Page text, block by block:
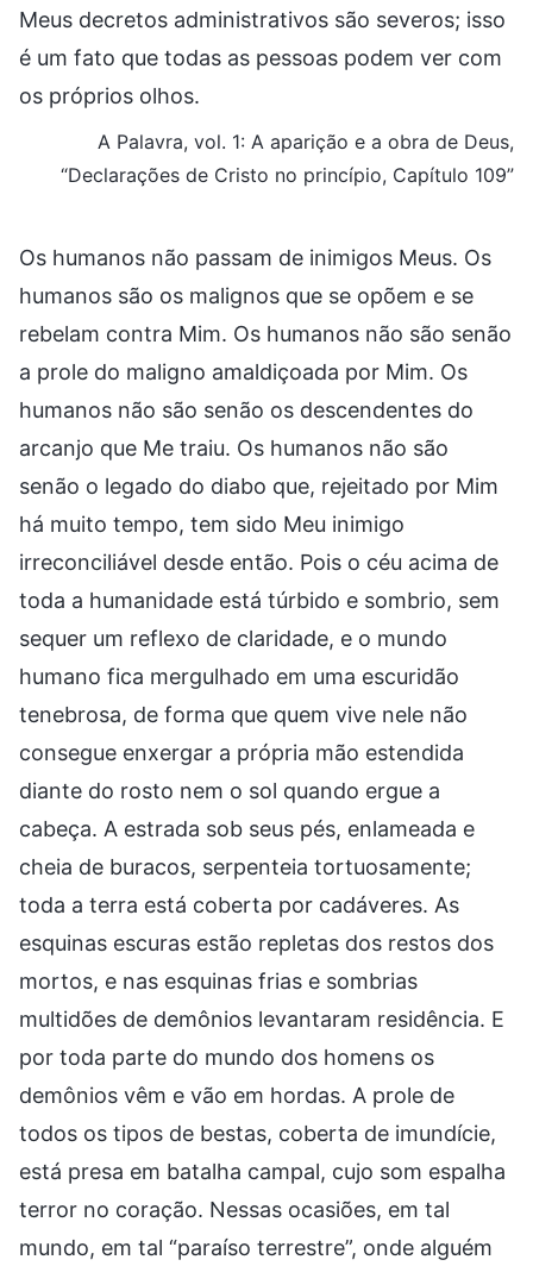
Meus decretos administrativos são severos; isso
é um fato que todas as pessoas podem ver com
os próprios olhos.
A Palavra, vol. 1: A aparição e a obra de Deus,
“Declarações de Cristo no princípio, Capítulo 109”
Os humanos não passam de inimigos Meus. Os
humanos são os malignos que se opõem e se
rebelam contra Mim. Os humanos não são senão
a prole do maligno amaldiçoada por Mim. Os
humanos não são senão os descendentes do
arcanjo que Me traiu. Os humanos não são
senão o legado do diabo que, rejeitado por Mim
há muito tempo, tem sido Meu inimigo
irreconciliável desde então. Pois o céu acima de
toda a humanidade está túrbido e sombrio, sem
sequer um reflexo de claridade, e o mundo
humano fica mergulhado em uma escuridão
tenebrosa, de forma que quem vive nele não
consegue enxergar a própria mão estendida
diante do rosto nem o sol quando ergue a
cabeça. A estrada sob seus pés, enlameada e
cheia de buracos, serpenteia tortuosamente;
toda a terra está coberta por cadáveres. As
esquinas escuras estão repletas dos restos dos
mortos, e nas esquinas frias e sombrias
multidões de demônios levantaram residência. E
por toda parte do mundo dos homens os
demônios vêm e vão em hordas. A prole de
todos os tipos de bestas, coberta de imundície,
está presa em batalha campal, cujo som espalha
terror no coração. Nessas ocasiões, em tal
mundo, em tal “paraíso terrestre”, onde alguém